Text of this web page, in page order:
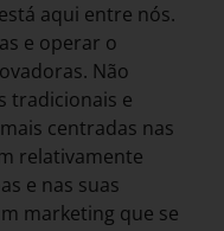
aqui entre nós.
e operar o
Não
tradicionais e
centradas nas
relativamente
e nas suas
marketing que se